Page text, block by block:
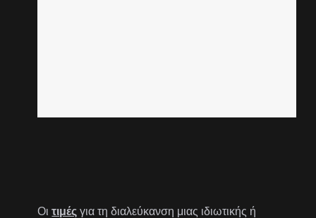
Οιτιμές για τη διαλεύκανση μιας ιδιωτικής ή